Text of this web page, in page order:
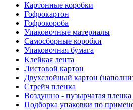
Картонные коробки
Гофрокартон
Гофрокороба
Упаковочные материалы
Самосборные коробки
Упаковочная бумага
Клейкая лента
Листовой картон
Двухслойный картон
Стрейч пленка
Воздушно - пузырчатая пленка
Подборка упаковки по